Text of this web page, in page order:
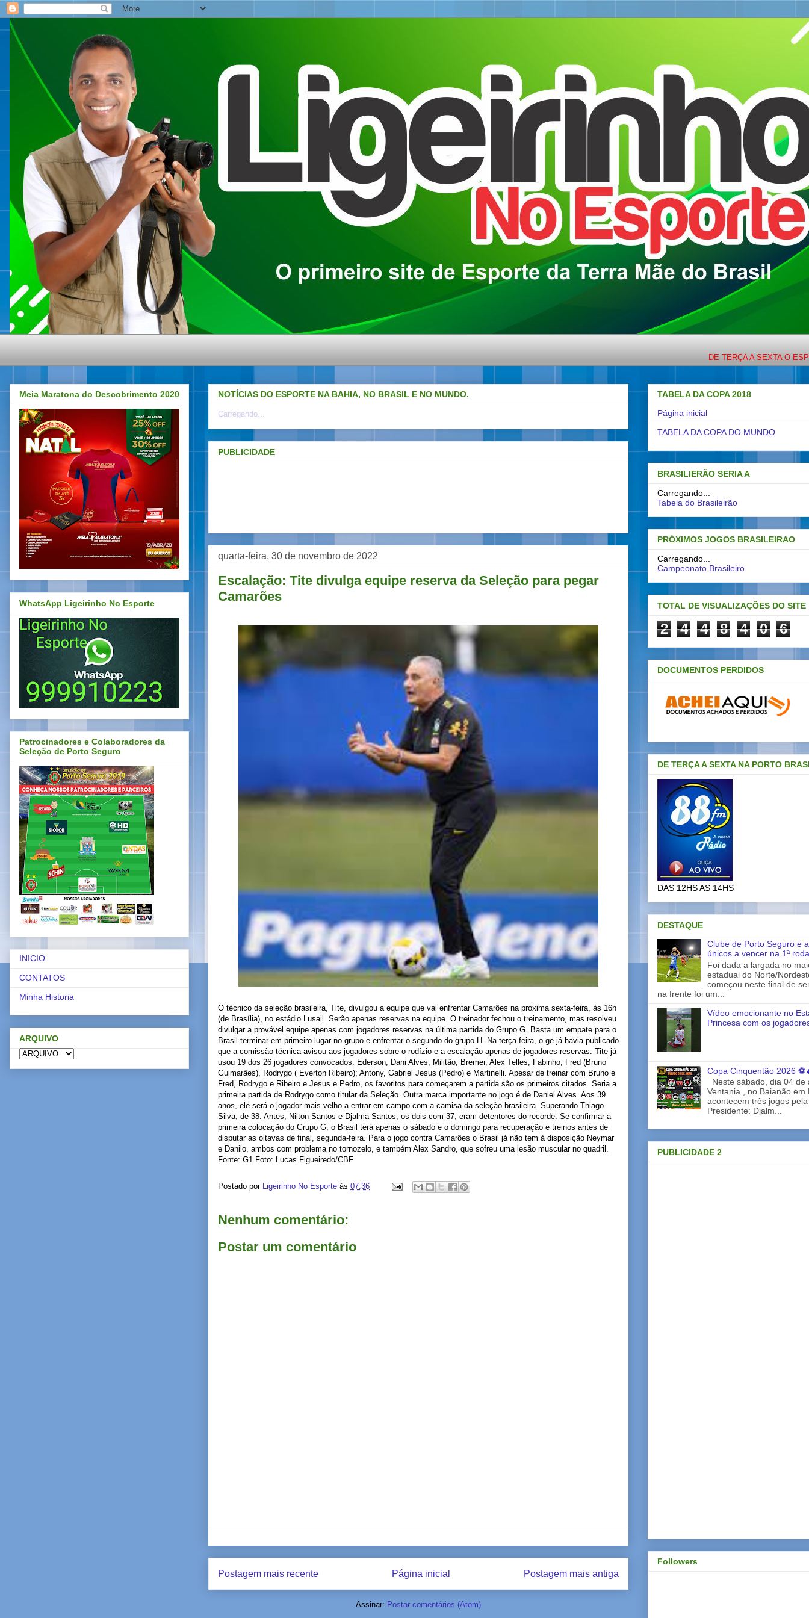
DE TERÇA A SEXTA O ESPORTE
NOTÍCIAS DO ESPORTE NA BAHIA, NO BRASIL E NO MUNDO.
Carregando...
PUBLICIDADE
quarta-feira, 30 de novembro de 2022
Escalação: Tite divulga equipe reserva da Seleção para pegar
Camarões
O técnico da seleção brasileira, Tite, divulgou a equipe que vai enfrentar Camarões na próxima sexta-feira, às 16h
(de Brasília), no estádio Lusail. Serão apenas reservas na equipe. O treinador fechou o treinamento, mas resolveu
divulgar a provável equipe apenas com jogadores reservas na última partida do Grupo G. Basta um empate para o
Brasil terminar em primeiro lugar no grupo e enfrentar o segundo do grupo H. Na terça-feira, o ge já havia publicado
que a comissão técnica avisou aos jogadores sobre o rodízio e a escalação apenas de jogadores reservas. Tite já
usou 19 dos 26 jogadores convocados. Ederson, Dani Alves, Militão, Bremer, Alex Telles; Fabinho, Fred (Bruno
Guimarães), Rodrygo ( Everton Ribeiro); Antony, Gabriel Jesus (Pedro) e Martinelli. Apesar de treinar com Bruno e
Fred, Rodrygo e Ribeiro e Jesus e Pedro, os favoritos para começarem a partida são os primeiros citados. Seria a
primeira partida de Rodrygo como titular da Seleção. Outra marca importante no jogo é de Daniel Alves. Aos 39
anos, ele será o jogador mais velho a entrar em campo com a camisa da seleção brasileira. Superando Thiago
Silva, de 38. Antes, Nilton Santos e Djalma Santos, os dois com 37, eram detentores do recorde. Se confirmar a
primeira colocação do Grupo G, o Brasil terá apenas o sábado e o domingo para recuperação e treinos antes de
disputar as oitavas de final, segunda-feira. Para o jogo contra Camarões o Brasil já não tem à disposição Neymar
e Danilo, ambos com problema no tornozelo, e também Alex Sandro, que sofreu uma lesão muscular no quadril.
Fonte: G1 Foto: Lucas Figueiredo/CBF
Postado por Ligeirinho No Esporte às 07:36
Nenhum comentário:
Postar um comentário
Postagem mais recente Postagem mais antiga
Página inicial
Assinar: Postar comentários (Atom)
Meia Maratona do Descobrimento 2020
WhatsApp Ligeirinho No Esporte
Patrocinadores e Colaboradores da
Seleção de Porto Seguro
INICIO
CONTATOS
Minha Historia
ARQUIVO
TABELA DA COPA 2018
Página inicial
TABELA DA COPA DO MUNDO
BRASILIERÃO SERIA A
Carregando...
Tabela do Brasileirão
PRÓXIMOS JOGOS BRASILEIRAO
Carregando...
Campeonato Brasileiro
TOTAL DE VISUALIZAÇÕES DO SITE
2 4 4 8 4 0 6
DOCUMENTOS PERDIDOS
DE TERÇA A SEXTA NA PORTO
DAS 12HS AS 14HS
DESTAQUE
Clube de Porto Seguro e
únicos a vencer na 1ª
Foi dada a largada no
estadual do Norte/
começou neste final de
na frente foi um...
Vídeo emocionante no
Princesa com os
Copa Cinquentão 2026
Neste sábado, dia 04 de
Ventania , no Baianão em
acontecem três jogos
Presidente: Djalm...
PUBLICIDADE 2
Followers